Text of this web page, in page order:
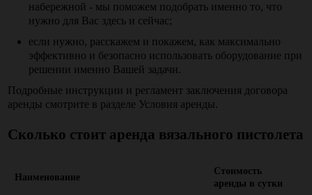
набережной - мы поможем подобрать именно то, что
нужно для Вас здесь и сейчас;
если нужно, расскажем и покажем, как максимально
эффективно и безопасно использовать оборудование при
решении именно Вашей задачи.
Подробные инструкции и регламент заключения договора
аренды смотрите в разделе Условия аренды.
Сколько стоит аренда вязального пистолета
Наименование
Стоимость
аренды в сутки